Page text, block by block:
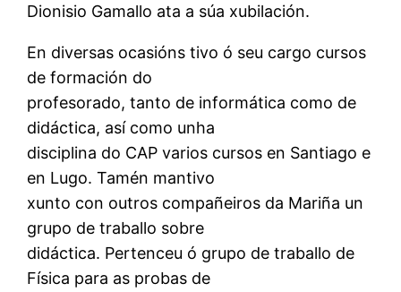
Dionisio Gamallo ata a súa xubilación.
En diversas ocasións tivo ó seu cargo cursos
de formación do
profesorado, tanto de informática como de
didáctica, así como unha
disciplina do CAP varios cursos en Santiago e
en Lugo. Tamén mantivo
xunto con outros compañeiros da Mariña un
grupo de traballo sobre
didáctica. Pertenceu ó grupo de traballo de
Física para as probas de